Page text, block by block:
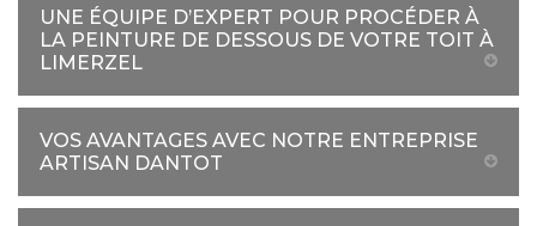
UNE ÉQUIPE D’EXPERT POUR PROCÉDER À
LA PEINTURE DE DESSOUS DE VOTRE TOIT À
LIMERZEL
VOS AVANTAGES AVEC NOTRE ENTREPRISE
ARTISAN DANTOT